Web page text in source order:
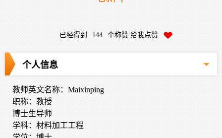
已经得到 144 个称赞 给我点赞
个人信息
教师英文名称：Maixinping
职称：教授
博士生导师
学科：材料加工工程